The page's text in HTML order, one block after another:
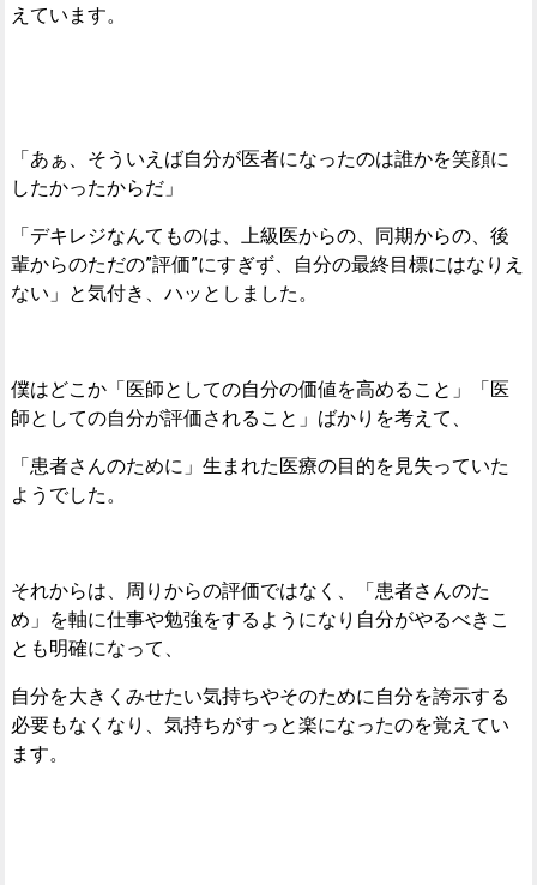
えています。
「あぁ、そういえば自分が医者になったのは誰かを笑顔に
したかったからだ」
「デキレジなんてものは、上級医からの、同期からの、後
輩からのただの”評価”にすぎず、自分の最終目標にはなりえ
ない」と気付き、ハッとしました。
僕はどこか「医師としての自分の価値を高めること」「医
師としての自分が評価されること」ばかりを考えて、
「患者さんのために」生まれた医療の目的を見失っていた
ようでした。
それからは、周りからの評価ではなく、「患者さんのた
め」を軸に仕事や勉強をするようになり自分がやるべきこ
とも明確になって、
自分を大きくみせたい気持ちやそのために自分を誇示する
必要もなくなり、気持ちがすっと楽になったのを覚えてい
ます。